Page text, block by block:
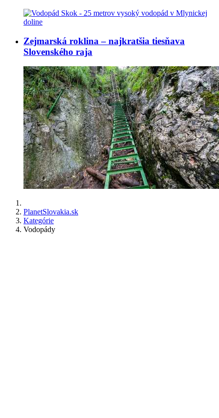
Zejmarská roklina – najkratšia tiesňava
Slovenského raja
PlanetSlovakia.sk
Kategórie
Vodopády